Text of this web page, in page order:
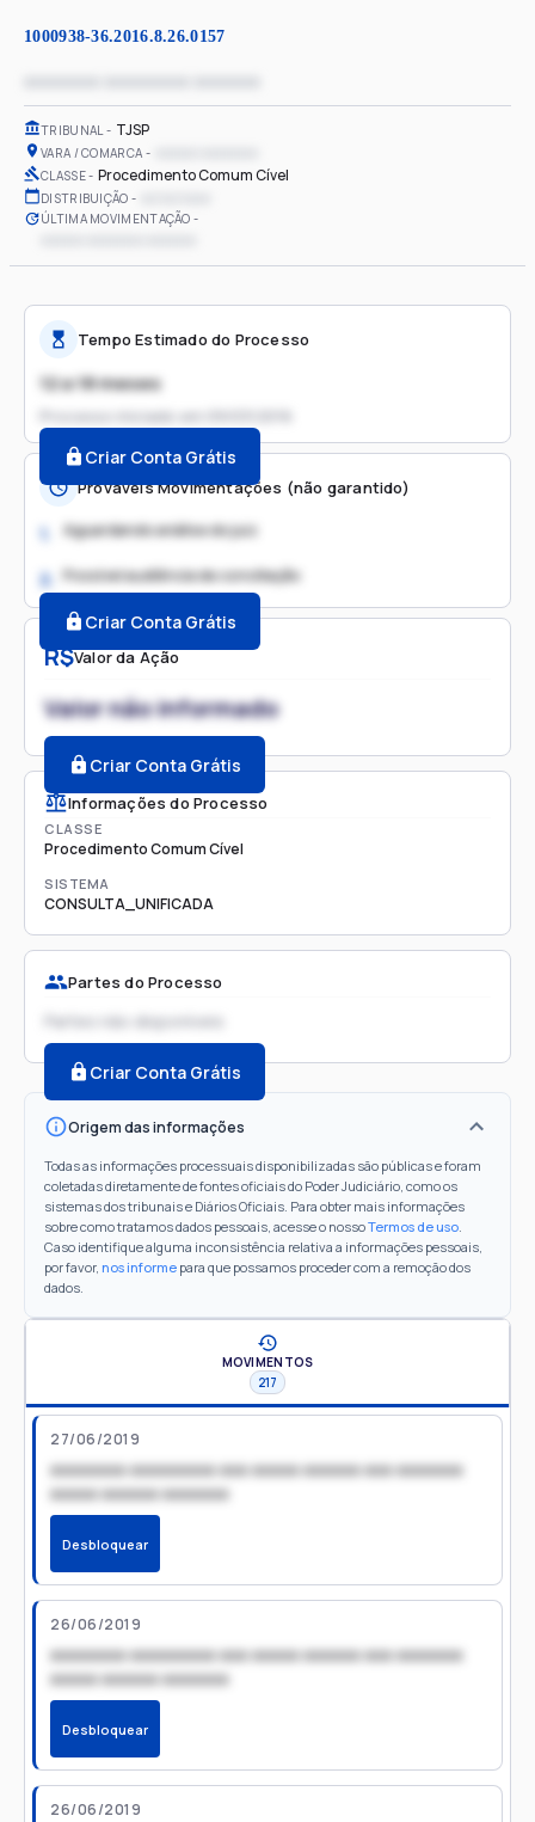
1000938-36.2016.8.26.0157
TRIBUNAL TJSP
VARA / COMARCA
CLASSE Procedimento Comum Cível
DISTRIBUIÇÃO
ÚLTIMA MOVIMENTAÇÃO
R$Valor da Ação
Valor não informado
Criar Conta Grátis
Informações do Processo
CLASSE
Procedimento Comum Cível
SISTEMA
CONSULTA_UNIFICADA
Partes do Processo
Partes não disponíveis
Criar Conta Grátis
Origem das informações
Todas as informações processuais disponibilizadas são públicas e foram
coletadas diretamente de fontes oficiais do Poder Judiciário, como os
sistemas dos tribunais e Diários Oficiais. Para obter mais informações
sobre como tratamos dados pessoais, acesse o nossoTermos de uso.
Caso identifique alguma inconsistência relativa a informações pessoais,
por favor, nos informe para que possamos proceder com a remoção dos
dados.
Tempo Estimado do Processo
12 a 18 meses
Processo iniciado em
Criar Conta Grátis
Prováveis Movimentações (não garantido)
1. Aguardando análise do juiz
2. Possível audiência de conciliação
Criar Conta Grátis
MOVIMENTOS
217
27/06/2019
xxxxxxxx xxxxxxxxx xxx xxxxx xxxxxx xxx xxxxxxx
xxxxx xxxxxx xxxxxxx
Desbloquear
26/06/2019
xxxxxxxx xxxxxxxxx xxx xxxxx xxxxxx xxx xxxxxxx
xxxxx xxxxxx xxxxxxx
Desbloquear
26/06/2019